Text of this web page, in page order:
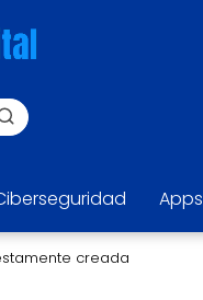
Apps
creada